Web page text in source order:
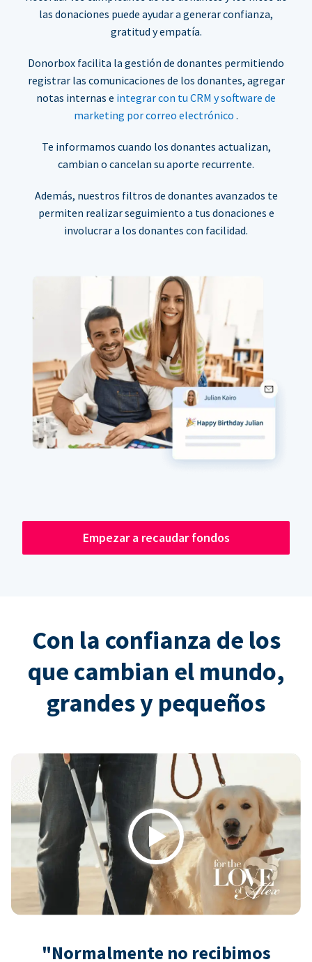
las donaciones puede ayudar a generar confianza,
gratitud y empatía.
Donorbox facilita la gestión de donantes permitiendo
registrar las comunicaciones de los donantes, agregar
notas internas e integrar con tu CRM y software de
marketing por correo electrónico .
Te informamos cuando los donantes actualizan,
cambian o cancelan su aporte recurrente.
Además, nuestros filtros de donantes avanzados te
permiten realizar seguimiento a tus donaciones e
involucrar a los donantes con facilidad.
Empezar a recaudar fondos
Con la confianza de los
que cambian el mundo,
grandes y pequeños
Play
"Normalmente no recibimos